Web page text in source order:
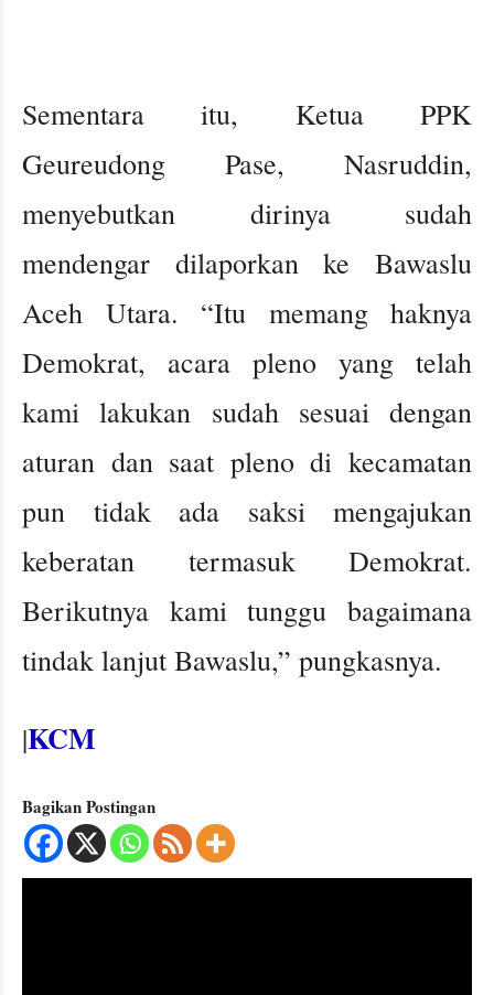
Sementara itu, Ketua PPK
Geureudong Pase, Nasruddin,
menyebutkan dirinya sudah
mendengar dilaporkan ke Bawaslu
Aceh Utara. “Itu memang haknya
Demokrat, acara pleno yang telah
kami lakukan sudah sesuai dengan
aturan dan saat pleno di kecamatan
pun tidak ada saksi mengajukan
keberatan termasuk Demokrat.
Berikutnya kami tunggu bagaimana
tindak lanjut Bawaslu,” pungkasnya.
|KCM
Bagikan Postingan